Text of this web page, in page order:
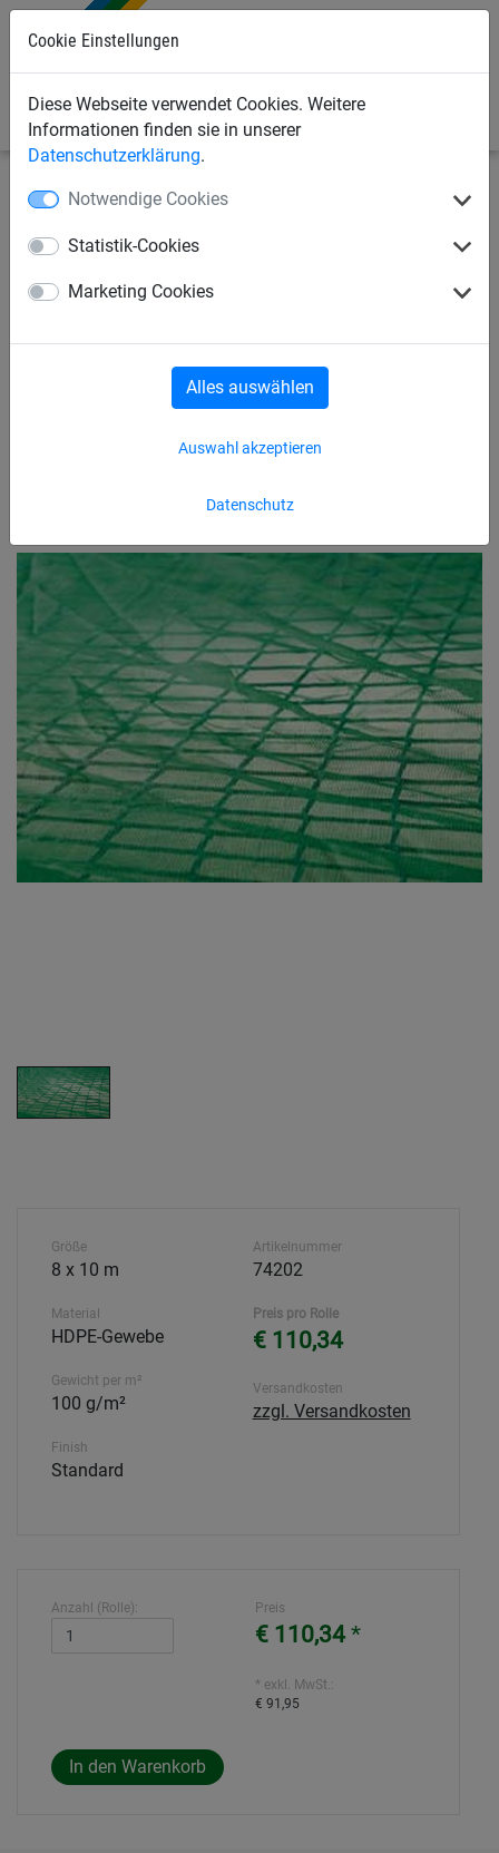
Cookie Einstellungen
Diese Webseite verwendet Cookies. Weitere
Informationen finden sie in unserer
Datenschutzerklärung.
Notwendige Cookies
Statistik-Cookies
Marketing Cookies
Datenschutz
Auswahl akzeptieren
Alles auswählen
Industrienetze
Verschiedene luftdurchlässige Planen
Plane aus Polyethylen, ca. 100
g/m²
Größe
8 x 10 m
Material
HDPE-Gewebe
Gewicht per m²
100 g/m²
Finish
Standard
Artikelnummer
74202
Preis pro Rolle
€ 110,34
Versandkosten
zzgl. Versandkosten
Anzahl (Rolle): Preis
€ 110,34*
* exkl. MwSt.:
€ 91,95